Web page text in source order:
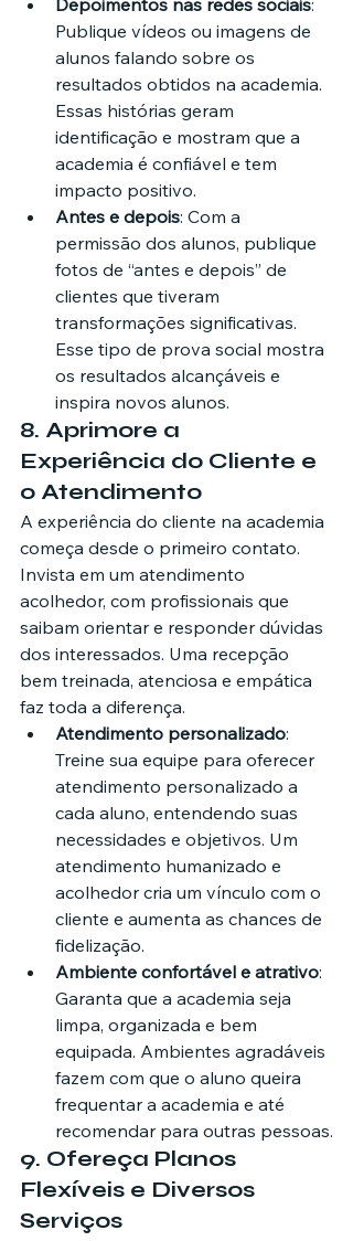
Depoimentos nas redes sociais:
Publique vídeos ou imagens de
alunos falando sobre os
resultados obtidos na academia.
Essas histórias geram
identificação e mostram que a
academia é confiável e tem
impacto positivo.
Antes e depois: Com a
permissão dos alunos, publique
fotos de “antes e depois” de
clientes que tiveram
transformações significativas.
Esse tipo de prova social mostra
os resultados alcançáveis e
inspira novos alunos.
8. Aprimore a
Experiência do Cliente e
o Atendimento
A experiência do cliente na academia
começa desde o primeiro contato.
Invista em um atendimento
acolhedor, com profissionais que
saibam orientar e responder dúvidas
dos interessados. Uma recepção
bem treinada, atenciosa e empática
faz toda a diferença.
Atendimento personalizado:
Treine sua equipe para oferecer
atendimento personalizado a
cada aluno, entendendo suas
necessidades e objetivos. Um
atendimento humanizado e
acolhedor cria um vínculo com o
cliente e aumenta as chances de
fidelização.
Ambiente confortável e atrativo:
Garanta que a academia seja
limpa, organizada e bem
equipada. Ambientes agradáveis
fazem com que o aluno queira
frequentar a academia e até
recomendar para outras pessoas.
9. Ofereça Planos
Flexíveis e Diversos
Serviços